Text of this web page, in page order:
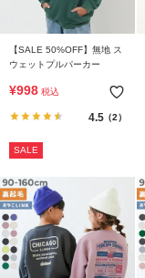
【SALE 50%OFF】無地 ス
ウェットプルパーカー
¥998 税込
4.5（2）
SALE